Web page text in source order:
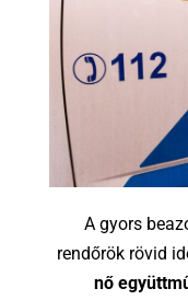
A gyors
rendőrök rövid
nő